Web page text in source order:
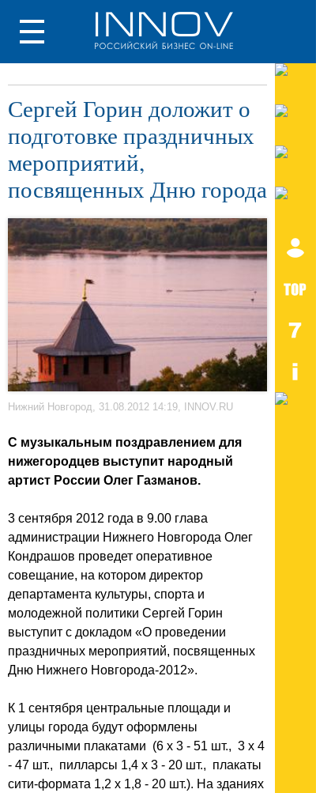
Сергей Горин доложит о
подготовке праздничных
мероприятий,
посвященных Дню города
Нижний Новгород, 31.08.2012 14:19, INNOV.RU
С музыкальным поздравлением для
нижегородцев выступит народный
артист России Олег Газманов.
3 сентября 2012 года в 9.00 глава
администрации Нижнего Новгорода Олег
Кондрашов проведет оперативное
совещание, на котором директор
департамента культуры, спорта и
молодежной политики Сергей Горин
выступит с докладом «О проведении
праздничных мероприятий, посвященных
Дню Нижнего Новгорода-2012».
К 1 сентября центральные площади и
улицы города будут оформлены
различными плакатами (6 х 3 - 51 шт., 3 х 4
- 47 шт., пилларсы 1,4 х 3 - 20 шт., плакаты
сити-формата 1,2 х 1,8 - 20 шт.). На зданиях